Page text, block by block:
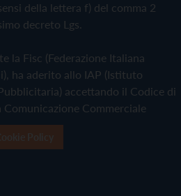
della lettera f) del comma 2
decreto Lgs.
la Fisc (Federazione Italiana
ha aderito allo IAP (Istituto
accettando il Codice di
Commerciale